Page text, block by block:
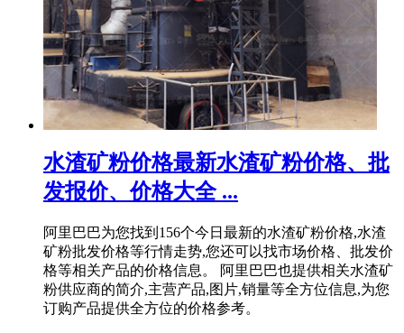
水渣矿粉价格最新水渣矿粉价格、批
发报价、价格大全 ...
阿里巴巴为您找到156个今日最新的水渣矿粉价格,水渣
矿粉批发价格等行情走势,您还可以找市场价格、批发价
格等相关产品的价格信息。 阿里巴巴也提供相关水渣矿
粉供应商的简介,主营产品,图片,销量等全方位信息,为您
订购产品提供全方位的价格参考。